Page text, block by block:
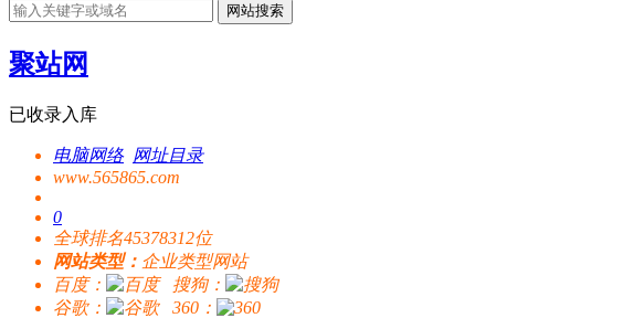
网站搜索
聚站网
已收录入库
电脑网络 网址目录
www.565865.com
0
全球排名45378312位
网站类型： 企业类型网站
百度：
搜狗：
谷歌：
360：